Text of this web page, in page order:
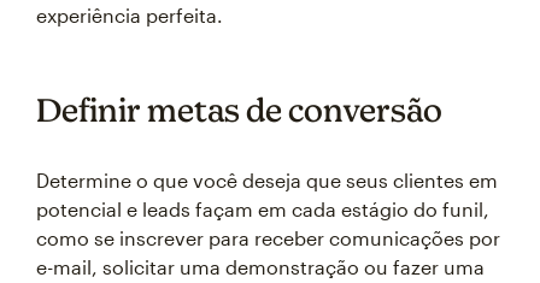
experiência perfeita.
Definir metas de conversão
Determine o que você deseja que seus clientes em
potencial e leads façam em cada estágio do funil,
como se inscrever para receber comunicações por
e-mail, solicitar uma demonstração ou fazer uma